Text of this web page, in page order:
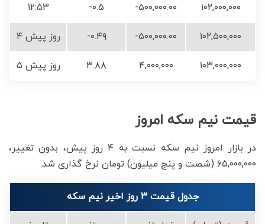
۱۰۲,۰۰۰,۰۰۰ -۵۰۰,۰۰۰.۰۰ -۰.۵ 12:53
۱۰۲,۵۰۰,۰۰۰ -۵۰۰,۰۰۰.۰۰ -۰.۴۹ ۴ روز پیش
۱۰۳,۰۰۰,۰۰۰ ۴,۰۰۰,۰۰۰ ۳.۸۸ ۵ روز پیش
قیمت نیم سکه امروز
در بازار امروز نیم سکه نسبت به ۴ روز پیش، بدون تغییر،
۶۵,۰۰۰,۰۰۰ (شصت و پنج میلیون) تومان نرخ گذاری شد.
جدول قیمت 3 روز اخیر نیم سکه